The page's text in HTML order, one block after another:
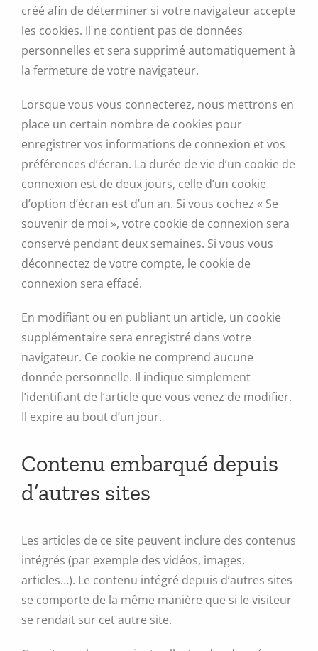
créé afin de déterminer si votre navigateur accepte
les cookies. Il ne contient pas de données
personnelles et sera supprimé automatiquement à
la fermeture de votre navigateur.
Lorsque vous vous connecterez, nous mettrons en
place un certain nombre de cookies pour
enregistrer vos informations de connexion et vos
préférences d’écran. La durée de vie d’un cookie de
connexion est de deux jours, celle d’un cookie
d’option d’écran est d’un an. Si vous cochez « Se
souvenir de moi », votre cookie de connexion sera
conservé pendant deux semaines. Si vous vous
déconnectez de votre compte, le cookie de
connexion sera effacé.
En modifiant ou en publiant un article, un cookie
supplémentaire sera enregistré dans votre
navigateur. Ce cookie ne comprend aucune
donnée personnelle. Il indique simplement
l’identifiant de l’article que vous venez de modifier.
Il expire au bout d’un jour.
Contenu embarqué depuis
d’autres sites
Les articles de ce site peuvent inclure des contenus
intégrés (par exemple des vidéos, images,
articles…). Le contenu intégré depuis d’autres sites
se comporte de la même manière que si le visiteur
se rendait sur cet autre site.